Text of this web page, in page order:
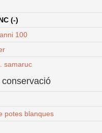
(-)
100
samaruc
potes blanques